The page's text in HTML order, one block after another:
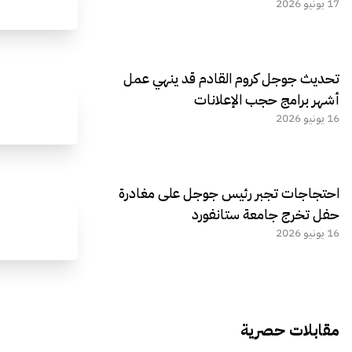
17 يونيو 2026
تحديث جوجل كروم القادم قد ينهي عمل
أشهر برامج حجب الإعلانات
16 يونيو 2026
احتجاجات تجبر رئيس جوجل على مغادرة
حفل تخرج جامعة ستانفورد
16 يونيو 2026
مقابلات حصرية